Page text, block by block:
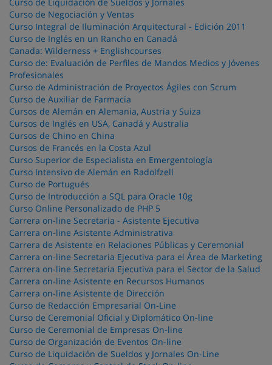
Curso de Negociación y Ventas
Curso Integral de Iluminación Arquitectural - Edición 2011
Curso de Inglés en un Rancho en Canadá
Canada: Wilderness + Englishcourses
Curso de: Evaluación de Perfiles de Mandos Medios y Jóvenes
Profesionales
Curso de Administración de Proyectos Ágiles con Scrum
Curso de Auxiliar de Farmacia
Cursos de Alemán en Alemania, Austria y Suiza
Cursos de Inglés en USA, Canadá y Australia
Cursos de Chino en China
Cursos de Francés en la Costa Azul
Curso Superior de Especialista en Emergentología
Curso Intensivo de Alemán en Radolfzell
Curso de Portugués
Curso de Introducción a SQL para Oracle 10g
Curso Online Personalizado de PHP 5
Carrera on-line Secretaria - Asistente Ejecutiva
Carrera on-line Asistente Administrativa
Carrera de Asistente en Relaciones Públicas y Ceremonial
Carrera on-line Secretaria Ejecutiva para el Área de Marketing
Carrera on-line Secretaria Ejecutiva para el Sector de la Salud
Carrera on-line Asistente en Recursos Humanos
Carrera on-line Asistente de Dirección
Curso de Redacción Empresarial On-Line
Curso de Ceremonial Oficial y Diplomático On-line
Curso de Ceremonial de Empresas On-line
Curso de Organización de Eventos On-line
Curso de Liquidación de Sueldos y Jornales On-Line